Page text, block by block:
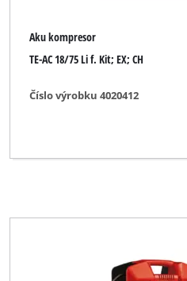
Aku kompresor
TE-AC 18/75 Li f. Kit; EX; CH
Číslo výrobku 4020412